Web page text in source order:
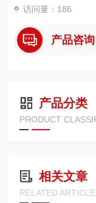
访问量：186
产品咨询
产品分类
PRODUCT
相关文章
RELATED